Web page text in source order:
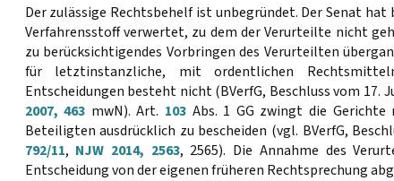
Der zulässige Rechtsbehelf ist unbegründet. Der Senat hat
Verfahrensstoff verwertet, zu dem der Verurteilte nicht
zu berücksichtigendes Vorbringen des Verurteilten
für letztinstanzliche, mit ordentlichen
Entscheidungen besteht nicht (BVerfG, Beschluss vom 17.
2007, 463 mwN). Art. 103Abs. 1 GG zwingt die Gerichte
Beteiligten ausdrücklich zu bescheiden (vgl. BVerfG,
792/11, NJW 2014, 2563, 2565). Die Annahme des
Entscheidung von der eigenen früheren Rechtsprechung